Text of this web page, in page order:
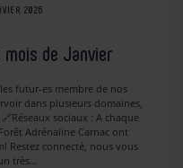
2026
de Janvier
futur-es membre de nos
dans plusieurs domaines,
sociaux : A chaque
Adrénaline Carnac ont
Restez connecté, nous vous
très…